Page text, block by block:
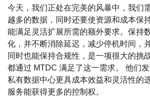
今天，我们正处在完美的风暴中，我们
越多的数据，同时还要使资源和成本保
能满足灵活扩展所需的额外要求。保持
化，并不断消除延迟，减少停机时间，
同时也能保持合规性，是一项很大的挑
都通过 MTDC 满足了这一需求。 他们
私有数据中心更具成本效益和灵活性的
服务能获得更多的控制权。